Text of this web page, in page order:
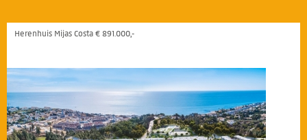
Herenhuis Mijas Costa € 891.000,-